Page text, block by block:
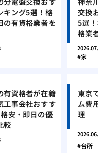
キング5選！格
の有資格業者を
交換
5選
格業
家
有資格者が在籍
工事会社おすす
安・即日の優
較
東京
ム費
理
台所